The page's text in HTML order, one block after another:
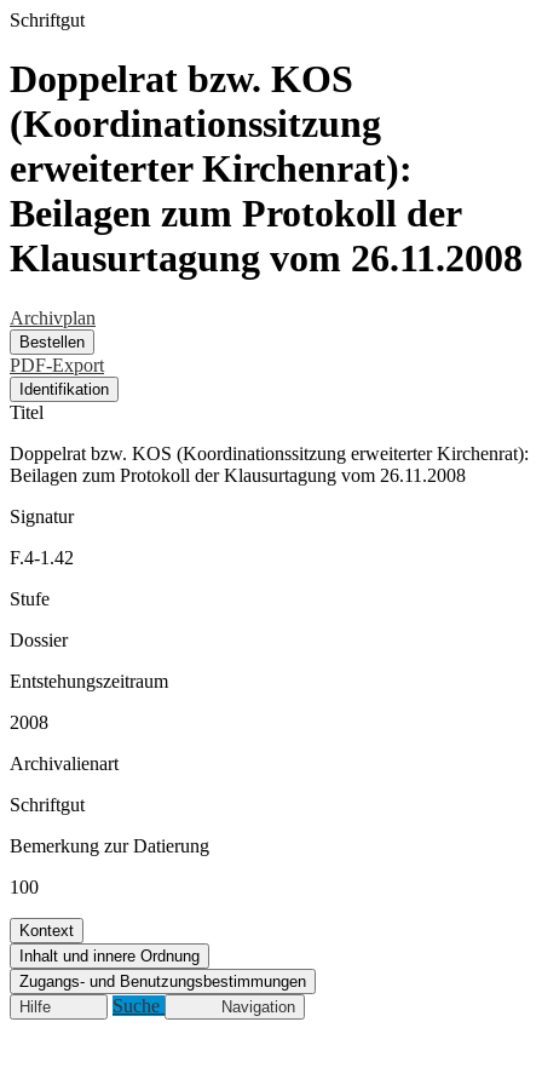
Schriftgut
Doppelrat bzw. KOS
(Koordinationssitzung
erweiterter Kirchenrat):
Beilagen zum Protokoll der
Klausurtagung vom 26.11.2008
Archivplan
Bestellen
PDF-Export
Identifikation
Titel
Doppelrat bzw. KOS (Koordinationssitzung erweiterter Kirchenrat):
Beilagen zum Protokoll der Klausurtagung vom 26.11.2008
Signatur
F.4-1.42
Stufe
Dossier
Entstehungszeitraum
2008
Archivalienart
Schriftgut
Bemerkung zur Datierung
100
Kontext
Inhalt und innere Ordnung
Zugangs- und Benutzungsbestimmungen
Hilfe
Suche Navigation